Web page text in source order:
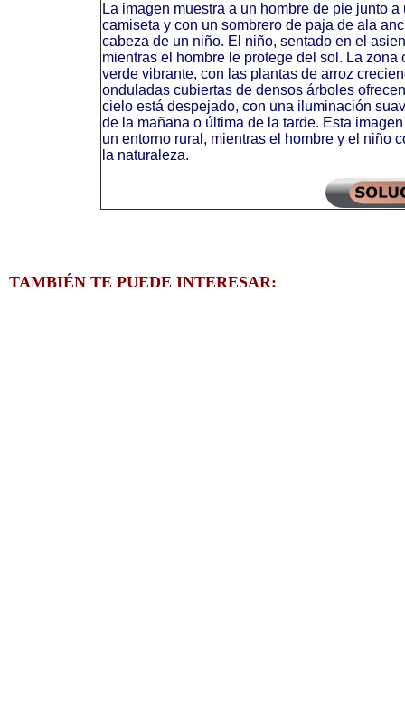
La imagen muestra a un hombre de pie junto
camiseta y con un sombrero de paja de ala
cabeza de un niño. El niño, sentado en el
mientras el hombre le protege del sol. La
verde vibrante, con las plantas de arroz
onduladas cubiertas de densos árboles
cielo está despejado, con una iluminación
de la mañana o última de la tarde. Esta
un entorno rural, mientras el hombre y el niño
la naturaleza.
TAMBIÉN TE PUEDE INTERESAR: